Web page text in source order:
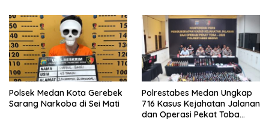
Polsek Medan Kota Gerebek
Sarang Narkoba di Sei Mati
Polrestabes Medan Ungkap
716 Kasus Kejahatan Jalanan
dan Operasi Pekat Toba